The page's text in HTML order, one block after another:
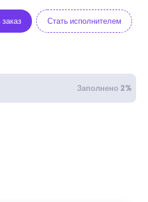
Стать исполнителем
Заполнено 2%